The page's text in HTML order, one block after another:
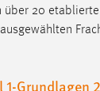
über 20 etablierte
1-Grundlagen